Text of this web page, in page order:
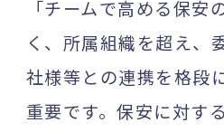
「チームで高める保安
く、所属組織を超え、
社様等との連携を格段
重要です。保安に対す